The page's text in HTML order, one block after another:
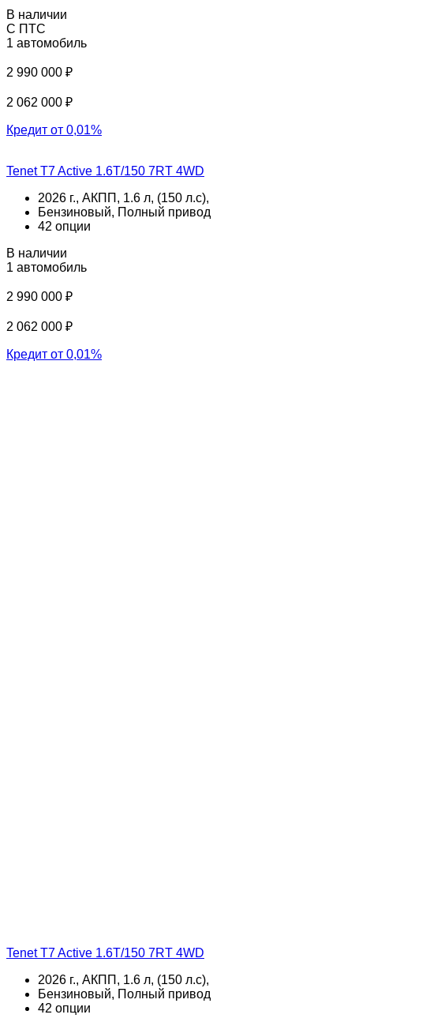
В наличии
С ПТС
1 автомобиль
2 990 000 ₽
2 062 000 ₽
Кредит от 0,01%
Tenet T7 Active 1.6T/150 7RT 4WD
2026 г., АКПП, 1.6 л, (150 л.с),
Бензиновый, Полный привод
42 опции
В наличии
1 автомобиль
2 990 000 ₽
2 062 000 ₽
Кредит от 0,01%
Tenet T7 Active 1.6T/150 7RT 4WD
2026 г., АКПП, 1.6 л, (150 л.с),
Бензиновый, Полный привод
42 опции